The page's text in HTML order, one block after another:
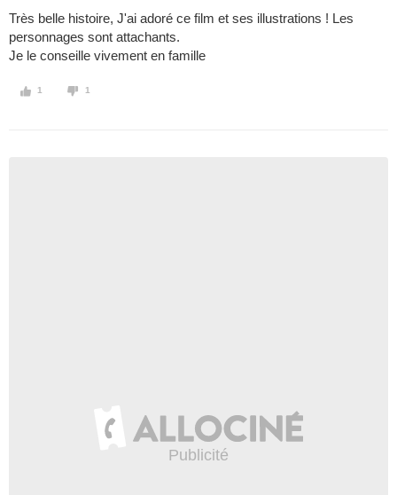
Très belle histoire, J'ai adoré ce film et ses illustrations ! Les
personnages sont attachants.
Je le conseille vivement en famille
1 1